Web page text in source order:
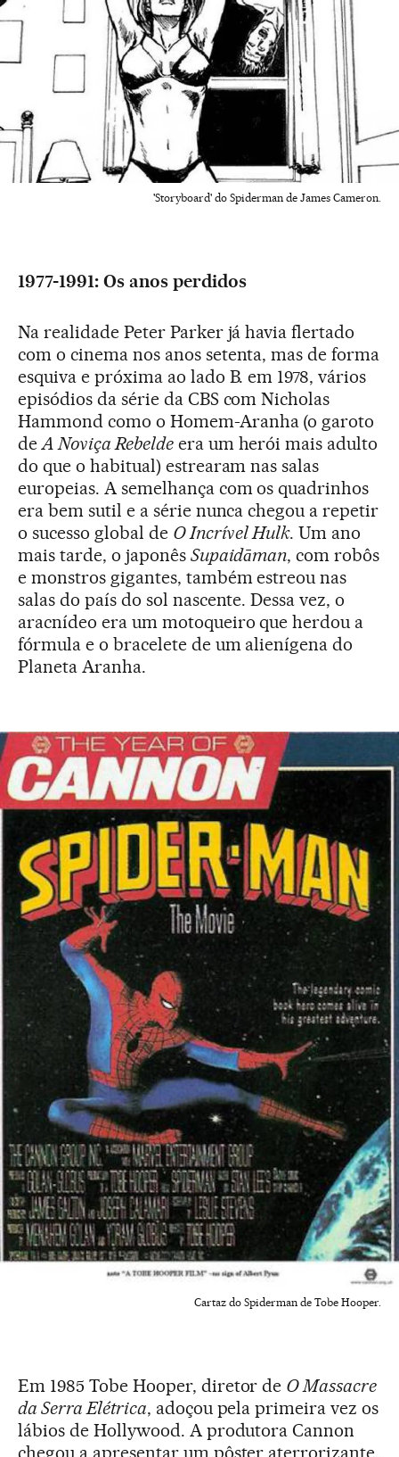
'Storyboard' do Spiderman de James Cameron.
1977-1991: Os anos perdidos
Na realidade Peter Parker já havia flertado
com o cinema nos anos setenta, mas de forma
esquiva e próxima ao lado B. em 1978, vários
episódios da série da CBS com Nicholas
Hammond como o Homem-Aranha (o garoto
de A Noviça Rebeldeera um herói mais adulto
do que o habitual) estrearam nas salas
europeias. A semelhança com os quadrinhos
era bem sutil e a série nunca chegou a repetir
o sucesso global de O Incrível Hulk. Um ano
mais tarde, o japonês Supaidāman, com robôs
e monstros gigantes, também estreou nas
salas do país do sol nascente. Dessa vez, o
aracnídeo era um motoqueiro que herdou a
fórmula e o bracelete de um alienígena do
Planeta Aranha.
Cartaz do Spiderman de Tobe Hooper.
Em 1985 Tobe Hooper, diretor de O Massacre
da Serra Elétrica, adoçou pela primeira vez os
lábios de Hollywood. A produtora Cannon
chegou a apresentar um pôster aterrorizante.